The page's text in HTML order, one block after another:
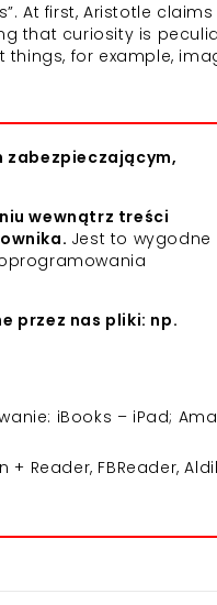
At first, Aristotle
that curiosity is
for example,
zabezpieczającym,
wewnątrz treści
Jest to wygodne
przez nas pliki: np.
iBooks – iPad;
Reader, FBReader,